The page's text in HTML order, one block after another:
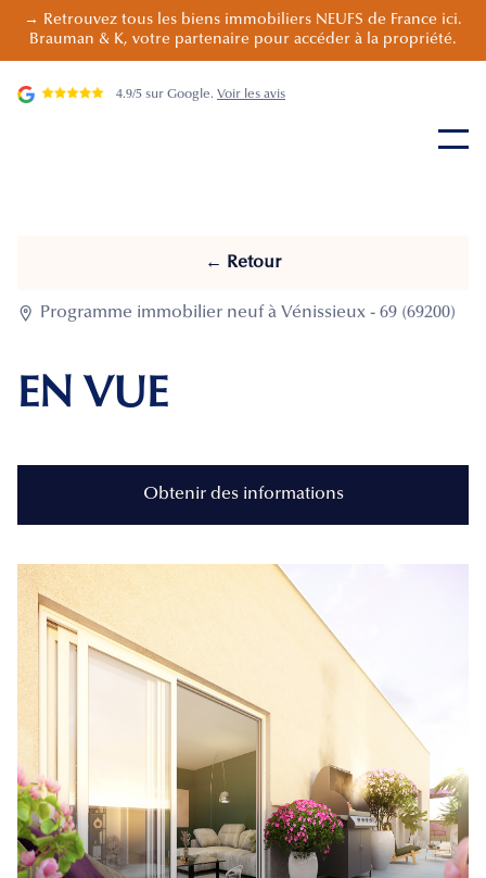
→ Retrouvez tous les biens immobiliers NEUFS de France ici.
Brauman & K, votre partenaire pour accéder à la propriété.
4.9/5 sur Google. Voir les avis
← Retour
 Programme immobilier neuf à Vénissieux - 69 (69200)
EN VUE
Obtenir des informations